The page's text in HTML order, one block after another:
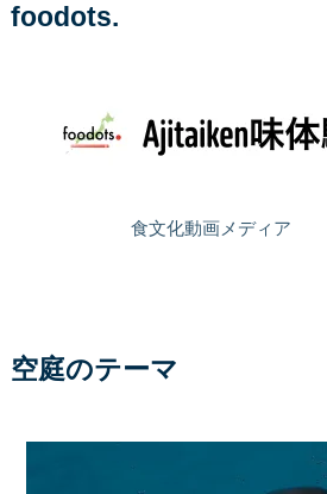
foodots.
食文化動画メディア
空庭のテーマ